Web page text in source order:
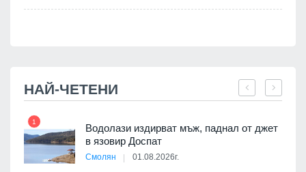
НАЙ-ЧЕТЕНИ
1
Водолази издирват мъж, паднал от джет
в язовир Доспат
Смолян 01.08.2026г.